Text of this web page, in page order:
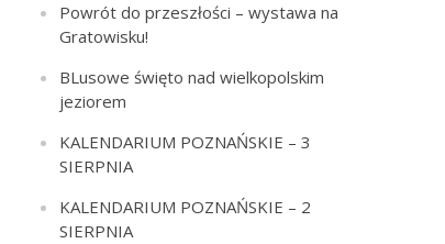
Powrót do przeszłości – wystawa na
Gratowisku!
BLusowe święto nad wielkopolskim
jeziorem
KALENDARIUM POZNAŃSKIE – 3
SIERPNIA
KALENDARIUM POZNAŃSKIE – 2
SIERPNIA